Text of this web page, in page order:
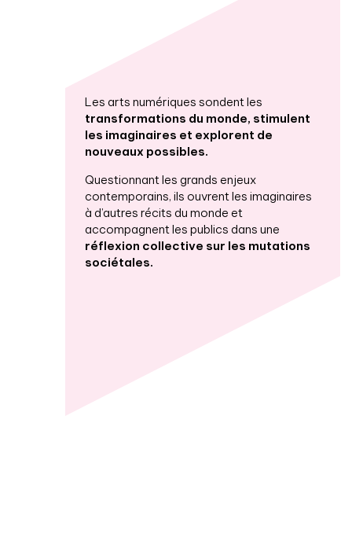
Les arts numériques sondent les
transformations du monde, stimulent
les imaginaires et explorent de
nouveaux possibles.
Questionnant les grands enjeux
contemporains, ils ouvrent les imaginaires
à d’autres récits du monde et
accompagnent les publics dans une
réflexion collective sur les mutations
sociétales.